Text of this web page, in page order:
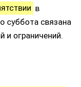
в
суббота связана
и ограничений.